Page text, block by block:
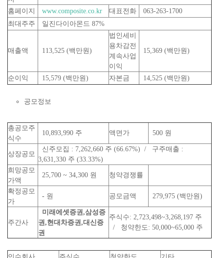
홈페이지 www.composite.co.kr 대표전화
063-263-1700
최대주주
일진다이아몬드 87%
매출액 113,525 (백만원)
법인세비
용차감전
계속사업
이익
15,369 (백만원)
순이익 15,579 (백만원) 자본금 14,525 (백만원)
공모정보
총공모주
식수
10,893,990 주 액면가 500 원
상장공모
신주모집 : 7,262,660 주 (66.67%) / 구주매출 :
3,631,330 주 (33.33%)
희망공모
가액
25,700 ~ 34,300 원 청약경쟁률
확정공모
가
- 원 공모금액 279,975 (백만원)
주간사
미래에셋증권,삼성증
권,현대차증권,대신증
권
주식수: 2,723,498~3,268,197 주
/ 청약한도: 50,000~65,000 주